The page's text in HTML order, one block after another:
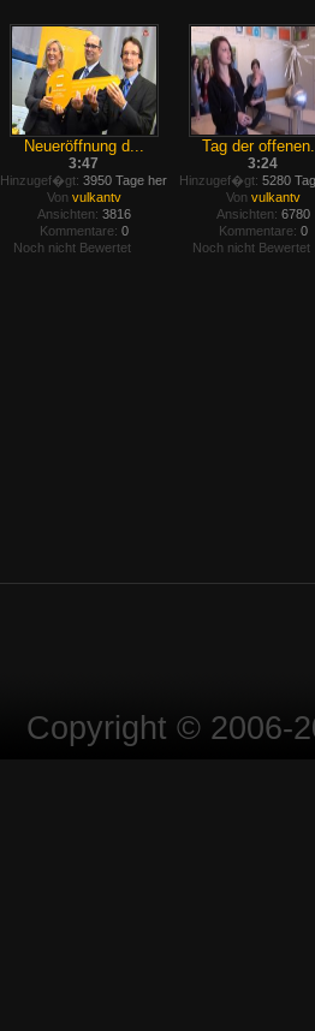
Neueröffnung d...
3:47
Hinzugef�gt: 3950 Tage her
Von vulkantv
Ansichten: 3816
Kommentare: 0
Noch nicht Bewertet
Tag der
3:24
Hinzugef�gt: 5280
Von vulkantv
Ansichten: 6780
Kommentare: 0
Noch nicht Bewertet
Copyright © 2006-